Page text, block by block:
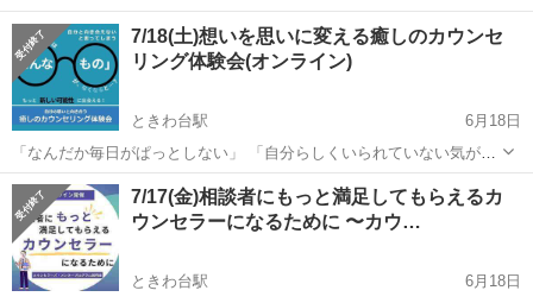
7/18(土)想いを思いに変える癒しのカウンセ
リング体験会(オンライン)
ときわ台駅
6月18日
「なんだか毎日がぱっとしない」 「自分らしくいられていない気がす
る」 「もっとこうなったらいいのに…」 もし今、そう感じているな
ら、それはあなたが「今より良い自分になりたい」と願っている証拠
かもしれません。 ...
東京 板橋区 ときわ台駅 その他 思い
7/17(金)相談者にもっと満足してもらえるカ
ウンセラーになるために 〜カウ…
ときわ台駅
6月18日